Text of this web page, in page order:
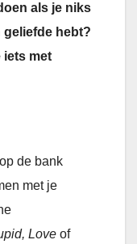
als je niks
geliefde hebt?
iets met
de bank
met je
Love of